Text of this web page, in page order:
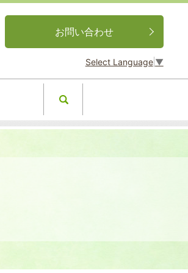
Select Language ▼
お問い合わせ